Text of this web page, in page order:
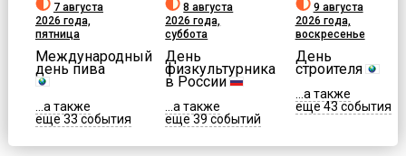
7 августа
2026 года,
пятница
Международный
день пива
...а также
еще 33 события
8 августа
2026 года,
суббота
День
физкультурника
в России
...а также
еще 39 событий
9 августа
2026 года,
воскресенье
День
строителя
...а также
еще 43 события